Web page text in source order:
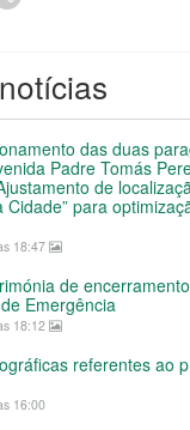
das duas
Padre Tomás
de
Cidade” para
18:47
de
Emergência
18:12
referentes ao
16:00